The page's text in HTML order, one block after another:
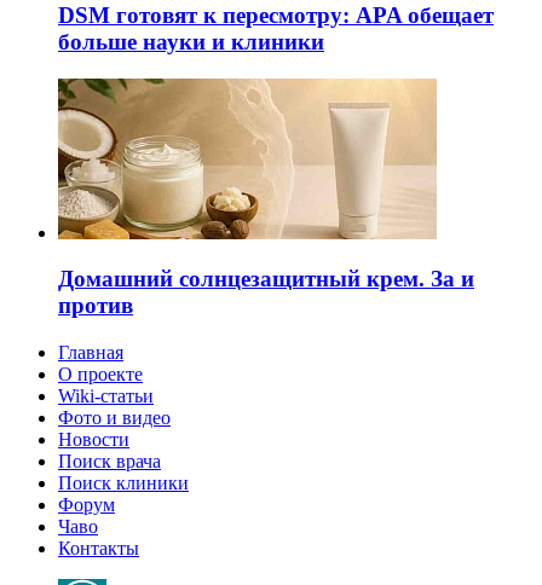
DSM готовят к пересмотру: APA обещает
больше науки и клиники
Домашний солнцезащитный крем. За и
против
Главная
О проекте
Wiki-статьи
Фото и видео
Новости
Поиск врача
Поиск клиники
Форум
Чаво
Контакты